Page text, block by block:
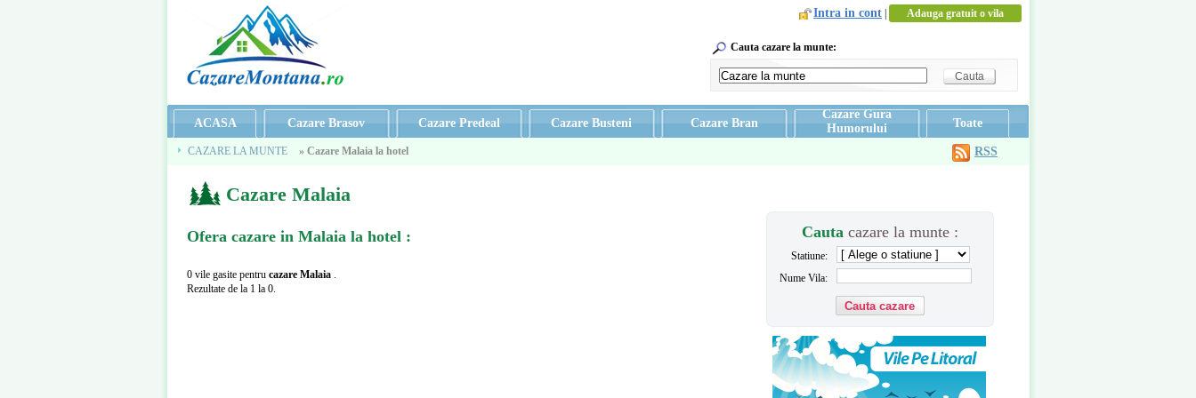
Intra in cont Adauga gratuit o vila
Cauta cazare la munte:
ACASA Cazare Brasov Cazare Predeal Cazare Busteni Cazare Bran
Cazare Gura
Humorului
Toate
RSS
CAZARE LA MUNTE » Cazare Malaia la hotel
Cazare Malaia
Cazare Malaia
Ofera cazare in Malaia la hotel :
0 vile gasite pentru cazare Malaia .
Rezultate de la 1 la 0.
Cauta cazare la munte :
Statiune:
Nume Vila: